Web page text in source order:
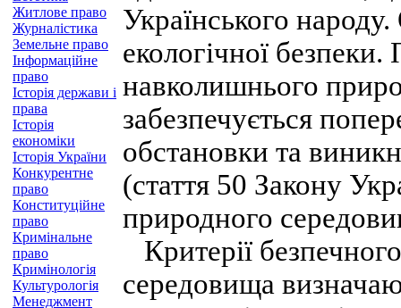
Житлове право
Журналістика
Земельне право
Інформаційне
право
Історія держави і
права
Історія
економіки
Історія України
Конкурентне
право
Конституційне
право
Кримінальне
право
Кримінологія
Культурологія
Менеджмент
Українського
екологічної
навколишнього
забезпечується
обстановки та
(стаття 50 Закону
природного
Критерії
середовища